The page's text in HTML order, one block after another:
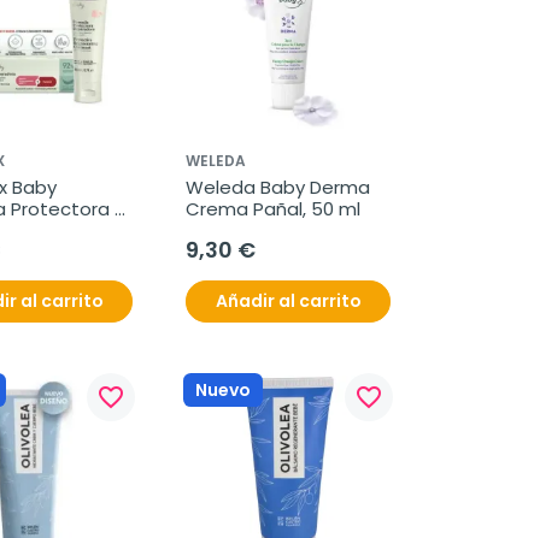
Baby
Protectora
al carrito
WELEDA
Weleda Baby Derma
Crema Pañal, 50 ml
9,30 €
Añadir al carrito
favorite_border Nuevo favorite_border